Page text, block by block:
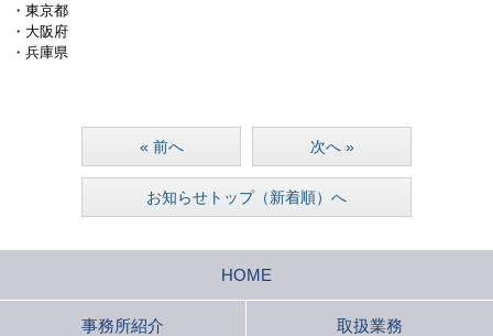
・東京都
・大阪府
・兵庫県
« 前へ
お知らせトップ（新着順）へ
次へ »
HOME
事務所紹介 取扱業務